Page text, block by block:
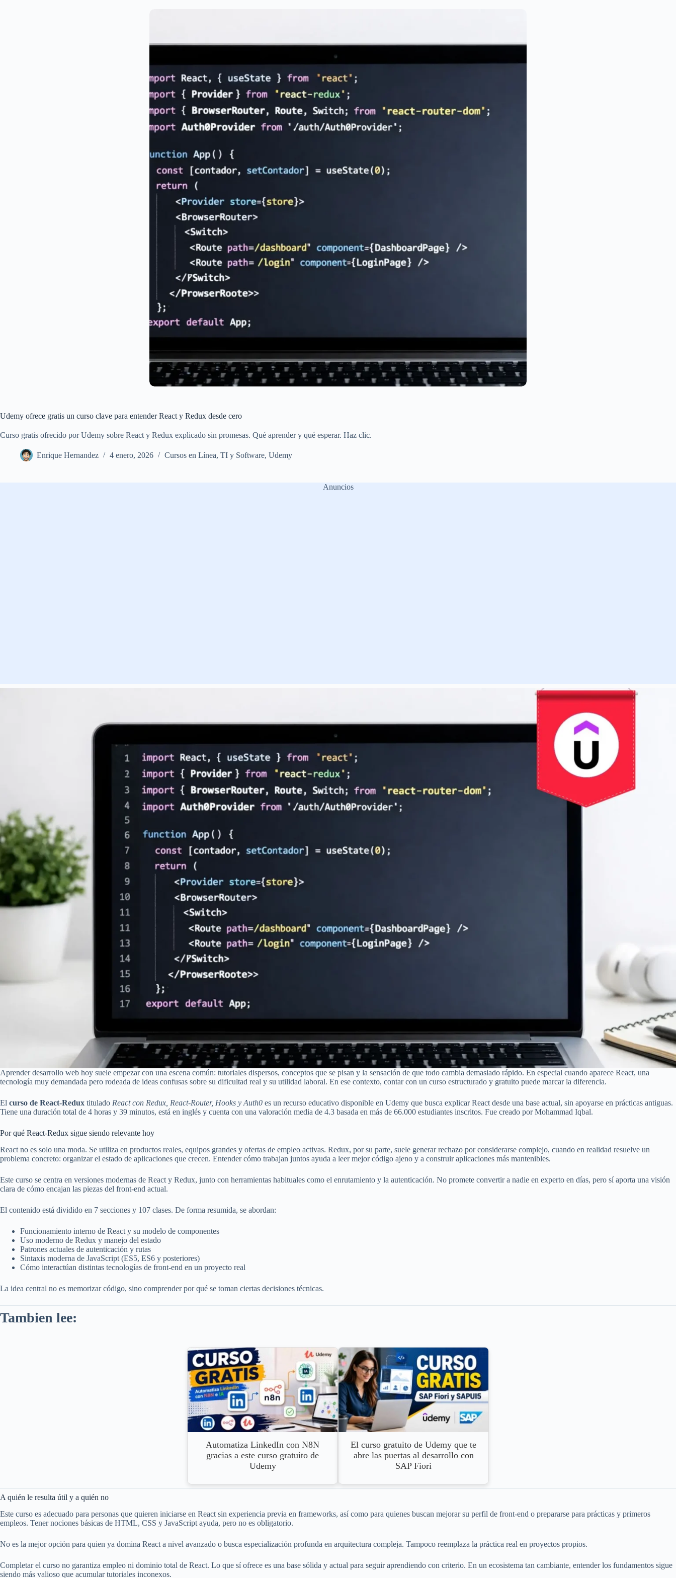
Udemy ofrece gratis un curso clave para entender React y Redux desde cero
Curso gratis ofrecido por Udemy sobre React y Redux explicado sin promesas. Qué aprender y qué esperar. Haz clic.
Enrique Hernandez 4 enero, 2026 Cursos en Línea, TI y Software, Udemy
Anuncios
Aprender desarrollo web hoy suele empezar con una escena común: tutoriales dispersos, conceptos que se pisan y la sensación de que todo cambia demasiado rápido. En especial cuando aparece React, una
tecnología muy demandada pero rodeada de ideas confusas sobre su dificultad real y su utilidad laboral. En ese contexto, contar con un curso estructurado y gratuito puede marcar la diferencia.
El curso de React-Redux titulado React con Redux, React-Router, Hooks y Auth0 es un recurso educativo disponible en Udemy que busca explicar React desde una base actual, sin apoyarse en prácticas antiguas.
Tiene una duración total de 4 horas y 39 minutos, está en inglés y cuenta con una valoración media de 4.3 basada en más de 66.000 estudiantes inscritos. Fue creado por Mohammad Iqbal.
Por qué React-Redux sigue siendo relevante hoy
React no es solo una moda. Se utiliza en productos reales, equipos grandes y ofertas de empleo activas. Redux, por su parte, suele generar rechazo por considerarse complejo, cuando en realidad resuelve un
problema concreto: organizar el estado de aplicaciones que crecen. Entender cómo trabajan juntos ayuda a leer mejor código ajeno y a construir aplicaciones más mantenibles.
Este curso se centra en versiones modernas de React y Redux, junto con herramientas habituales como el enrutamiento y la autenticación. No promete convertir a nadie en experto en días, pero sí aporta una visión
clara de cómo encajan las piezas del front-end actual.
El contenido está dividido en 7 secciones y 107 clases. De forma resumida, se abordan:
Funcionamiento interno de React y su modelo de componentes
Uso moderno de Redux y manejo del estado
Patrones actuales de autenticación y rutas
Sintaxis moderna de JavaScript (ES5, ES6 y posteriores)
Cómo interactúan distintas tecnologías de front-end en un proyecto real
La idea central no es memorizar código, sino comprender por qué se toman ciertas decisiones técnicas.
Tambien lee:
Automatiza LinkedIn con N8N
gracias a este curso gratuito de
Udemy
El curso gratuito de Udemy que te
abre las puertas al desarrollo con
SAP Fiori
A quién le resulta útil y a quién no
Este curso es adecuado para personas que quieren iniciarse en React sin experiencia previa en frameworks, así como para quienes buscan mejorar su perfil de front-end o prepararse para prácticas y primeros
empleos. Tener nociones básicas de HTML, CSS y JavaScript ayuda, pero no es obligatorio.
No es la mejor opción para quien ya domina React a nivel avanzado o busca especialización profunda en arquitectura compleja. Tampoco reemplaza la práctica real en proyectos propios.
Completar el curso no garantiza empleo ni dominio total de React. Lo que sí ofrece es una base sólida y actual para seguir aprendiendo con criterio. En un ecosistema tan cambiante, entender los fundamentos sigue
siendo más valioso que acumular tutoriales inconexos.